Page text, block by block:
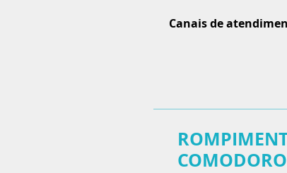
Canais de
COMODORO